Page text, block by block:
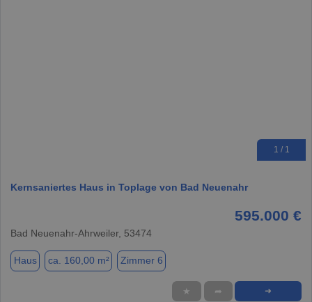
1 / 1
Kernsaniertes Haus in Toplage von Bad Neuenahr
595.000 €
Bad Neuenahr-Ahrweiler, 53474
Haus ca. 160,00 m² Zimmer 6
★ ➦ ➜